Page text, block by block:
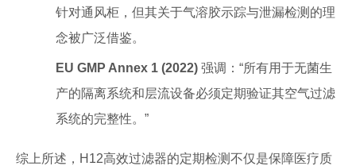
针对通风柜，但其关于气溶胶示踪与泄漏检测的理
念被广泛借鉴。
EU GMP Annex 1 (2022) 强调：“所有用于无菌生
产的隔离系统和层流设备必须定期验证其空气过滤
系统的完整性。”
综上所述，H12高效过滤器的定期检测不仅是保障医疗质